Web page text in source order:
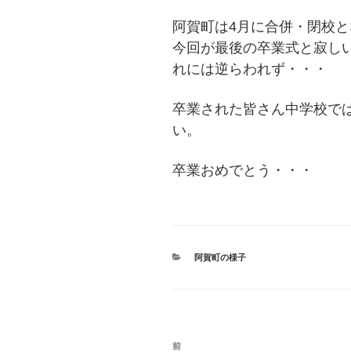
阿賀町は4月に合併・閉校
今回が最後の卒業式と寂し
れには逆らわれず・・・
卒業された皆さん中学校で
い。
卒業おめでとう・・・
カ
阿賀町の様子
投
過
前